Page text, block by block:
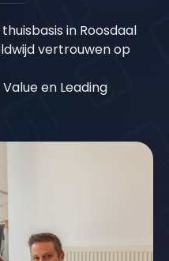
in Roosdaal
vertrouwen op
en Leading